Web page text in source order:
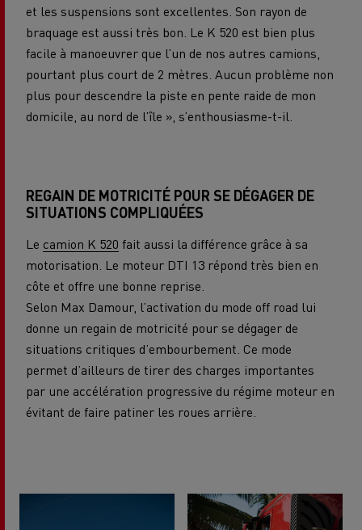
et les suspensions sont excellentes. Son rayon de
braquage est aussi très bon. Le K 520 est bien plus
facile à manoeuvrer que l’un de nos autres camions,
pourtant plus court de 2 mètres. Aucun problème non
plus pour descendre la piste en pente raide de mon
domicile, au nord de l’île », s’enthousiasme-t-il.
REGAIN DE MOTRICITÉ POUR SE DÉGAGER DE
SITUATIONS COMPLIQUÉES
Le camion K 520 fait aussi la différence grâce à sa
motorisation. Le moteur DTI 13 répond très bien en
côte et offre une bonne reprise.
Selon Max Damour, l’activation du mode off road lui
donne un regain de motricité pour se dégager de
situations critiques d’embourbement. Ce mode
permet d’ailleurs de tirer des charges importantes
par une accélération progressive du régime moteur en
évitant de faire patiner les roues arrière.